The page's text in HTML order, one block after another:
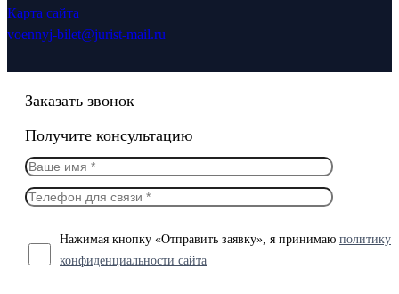
Карта сайта
voennyj-bilet@jurist-mail.ru
Заказать звонок
Получите консультацию
Нажимая кнопку «Отправить заявку», я принимаю политику
конфиденциальности сайта